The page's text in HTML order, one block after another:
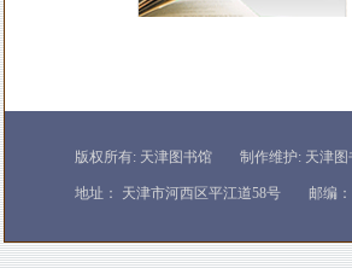
版权所有: 天津图书馆 制作维护: 天津图
地址： 天津市河西区平江道58号 邮编